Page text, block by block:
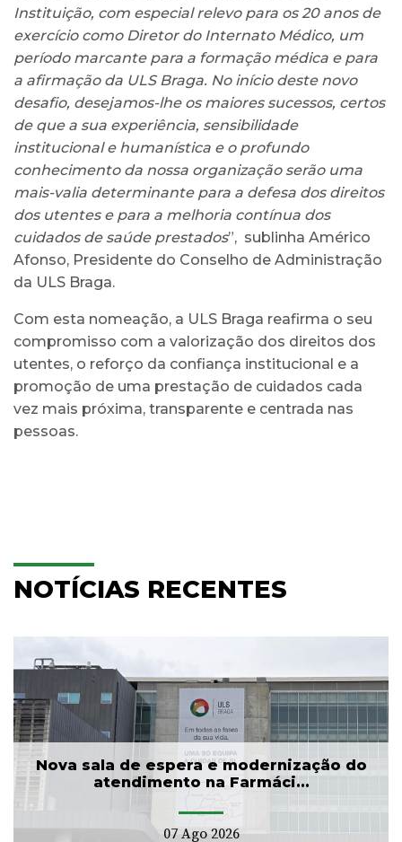
Instituição, com especial relevo para os 20 anos de
exercício como Diretor do Internato Médico, um
período marcante para a formação médica e para
a afirmação da ULS Braga. No início deste novo
desafio, desejamos-lhe os maiores sucessos, certos
de que a sua experiência, sensibilidade
institucional e humanística e o profundo
conhecimento da nossa organização serão uma
mais-valia determinante para a defesa dos direitos
dos utentes e para a melhoria contínua dos
cuidados de saúde prestados”, sublinha Américo
Afonso, Presidente do Conselho de Administração
da ULS Braga.
Com esta nomeação, a ULS Braga reafirma o seu
compromisso com a valorização dos direitos dos
utentes, o reforço da confiança institucional e a
promoção de uma prestação de cuidados cada
vez mais próxima, transparente e centrada nas
pessoas.
NOTÍCIAS RECENTES
Nova sala de espera e modernização do
atendimento na Farmáci...
07 Ago 2026